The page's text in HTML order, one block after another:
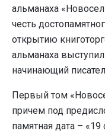
альманаха
честь
открытию
альманаха
начинающий
Первый том
причем под
памятная дата –